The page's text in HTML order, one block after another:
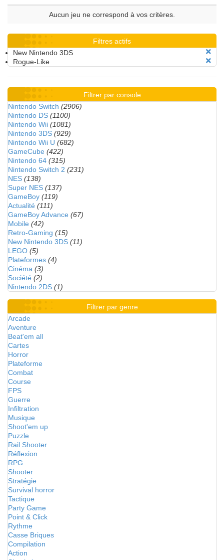
Aucun jeu ne correspond à vos critères.
Filtres actifs
New Nintendo 3DS
Rogue-Like
Filtrer par console
Nintendo Switch (2906)
Nintendo DS (1100)
Nintendo Wii (1081)
Nintendo 3DS (929)
Nintendo Wii U (682)
GameCube (422)
Nintendo 64 (315)
Nintendo Switch 2 (231)
NES (138)
Super NES (137)
GameBoy (119)
Actualité (111)
GameBoy Advance (67)
Mobile (42)
Retro-Gaming (15)
New Nintendo 3DS (11)
LEGO (5)
Plateformes (4)
Cinéma (3)
Société (2)
Nintendo 2DS (1)
Filtrer par genre
Arcade
Aventure
Beat'em all
Cartes
Horror
Plateforme
Combat
Course
FPS
Guerre
Infiltration
Musique
Shoot'em up
Puzzle
Rail Shooter
Réflexion
RPG
Shooter
Stratégie
Survival horror
Tactique
Party Game
Point & Click
Rythme
Casse Briques
Compilation
Action